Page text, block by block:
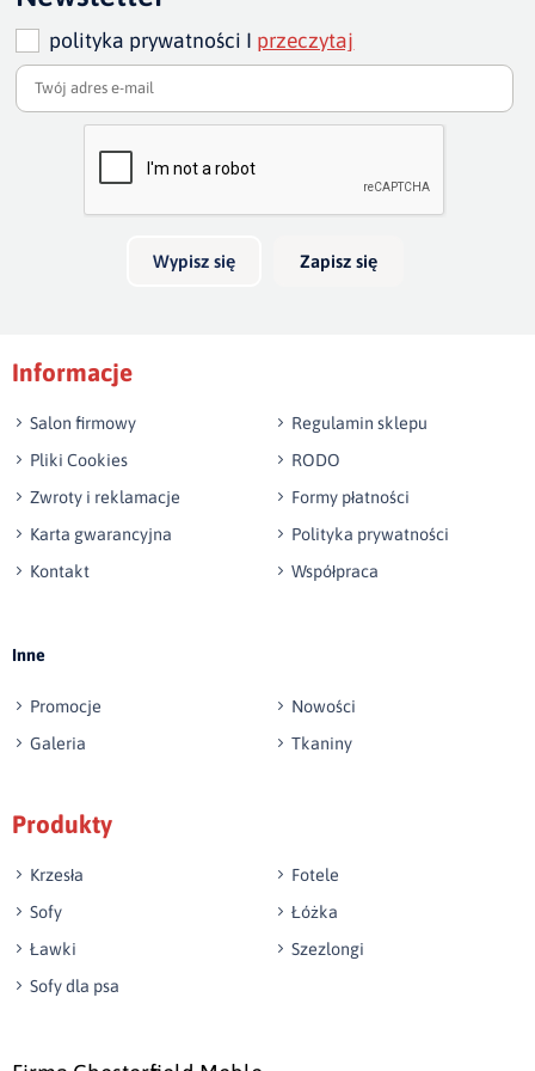
wysokość sofy:80 cm/ w najwyższym punkcie 87-88
szerokość całkowita sofy :
Dodaj opinię o produkcie
Twoja ocena
Bardzo dobry
Twoja opinia o produkcie
Wyślij opinię
polityka prywatności I przeczytaj
Wypisz się Zapisz się
Informacje
Salon firmowy
Regulamin sklepu
Pliki Cookies
RODO
Zwroty i reklamacje
Formy płatności
Karta gwarancyjna
Polityka prywatności
Kontakt
Współpraca
Inne
Promocje
Nowości
Galeria
Tkaniny
Produkty
Krzesła
Fotele
Sofy
Łóżka
Ławki
Szezlongi
Sofy dla psa